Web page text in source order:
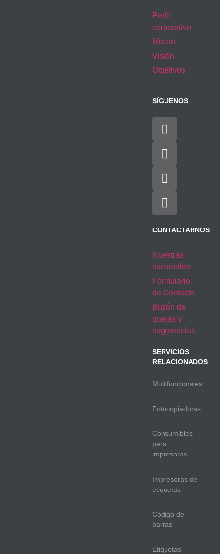
Perfil
corporativo
Misión
Visión
Objetivos
SÍGUENOS
CONTACTARNOS
Nuestras
sucursales
Formulario
de Contacto
Buzón de
quejas y
sugerencias
SERVICIOS
RELACIONADOS
Multifuncionales
Fotocopiadoras
Consumibles
para
impresoras
Impresoras de
etiquetas
Código de
barras
Etiquetas